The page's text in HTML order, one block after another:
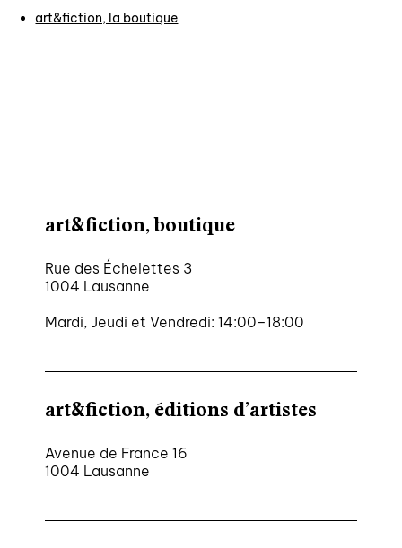
éditions d’artistes
sonar/genève
charte ia
nous contacter ↓
art&fiction, la boutique
art&fiction, boutique
Rue des Échelettes 3
1004 Lausanne
Mardi, Jeudi et Vendredi: 14:00–18:00
art&fiction, éditions d’artistes
Avenue de France 16
1004 Lausanne